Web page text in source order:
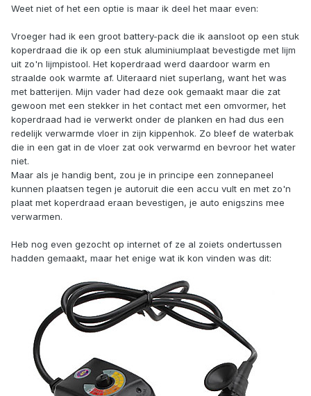
Weet niet of het een optie is maar ik deel het maar even:
Vroeger had ik een groot battery-pack die ik aansloot op een stuk
koperdraad die ik op een stuk aluminiumplaat bevestigde met lijm
uit zo'n lijmpistool. Het koperdraad werd daardoor warm en
straalde ook warmte af. Uiteraard niet superlang, want het was
met batterijen. Mijn vader had deze ook gemaakt maar die zat
gewoon met een stekker in het contact met een omvormer, het
koperdraad had ie verwerkt onder de planken en had dus een
redelijk verwarmde vloer in zijn kippenhok. Zo bleef de waterbak
die in een gat in de vloer zat ook verwarmd en bevroor het water
niet.
Maar als je handig bent, zou je in principe een zonnepaneel
kunnen plaatsen tegen je autoruit die een accu vult en met zo'n
plaat met koperdraad eraan bevestigen, je auto enigszins mee
verwarmen.
Heb nog even gezocht op internet of ze al zoiets ondertussen
hadden gemaakt, maar het enige wat ik kon vinden was dit: